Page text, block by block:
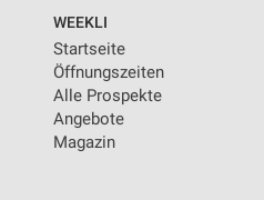
WEEKLI
Startseite
Öffnungszeiten
Alle Prospekte
Angebote
Magazin